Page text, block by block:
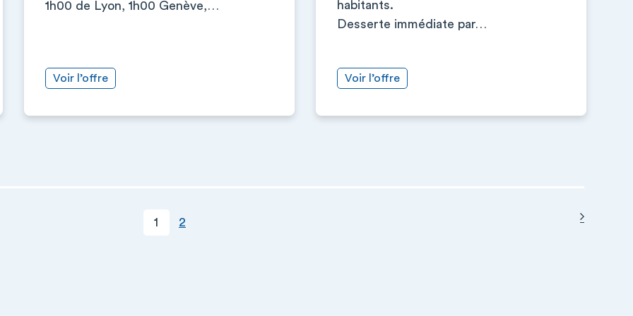
1h00 de Lyon, 1h00 Genève,…
Voir l’offre
habitants.
Desserte immédiate par…
Voir l’offre
Page courante
1 Page
2
Page